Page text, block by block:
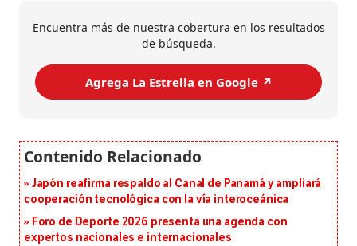
Encuentra más de nuestra cobertura en los resultados
de búsqueda.
Agrega La Estrella en Google ↗️
Japón reafirma respaldo al Canal de Panamá y ampliará
cooperación tecnológica con la vía interoceánica
Foro de Deporte 2026 presenta una agenda con
expertos nacionales e internacionales